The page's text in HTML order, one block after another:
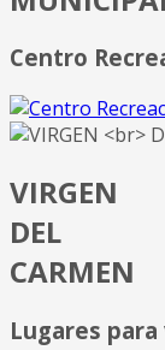
Centro
VIRGEN
DEL
CARMEN
Lugares